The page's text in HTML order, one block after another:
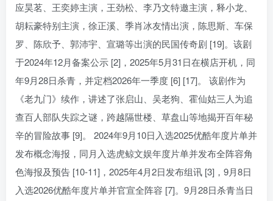
应昊茗、王奕婷主演，王劲松、李乃文特邀主演，释小龙、
胡耘豪特别主演，徐正溪、季肖冰友情出演，陈思斯、车保
罗、陈欣予、郭沛宇、宣璐等出演的民国传奇剧 [19]。该剧
于2024年12月备案公示 [2]，2025年5月31日在横店开机，同
年9月28日杀青，并定档2026年一季度 [6] [17]。 该剧作为
《老九门》续作，讲述了张启山、吴老狗、霍仙姑三人为追
查百人部队失踪之谜，跨越隔世楼、草盘山等地揭开百年秘
辛的冒险故事 [9]。 2024年9月10日入选2025优酷年度片单并
发布概念海报，同月入选虎鲸文娱年度片单并发布全阵容角
色海报及预告 [10-11]，2025年4月2日发布组讯 [3]，9月8日
入选2026优酷年度片单并官宣全阵容 [7]。9月28日杀青当日